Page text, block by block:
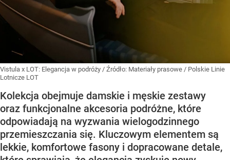
Vistula x LOT: Elegancja w podróży / Źródło: Materiały prasowe / Polskie Linie
Lotnicze LOT
Kolekcja obejmuje damskie i męskie zestawy
oraz funkcjonalne akcesoria podróżne, które
odpowiadają na wyzwania wielogodzinnego
przemieszczania się. Kluczowym elementem są
lekkie, komfortowe fasony i dopracowane detale,